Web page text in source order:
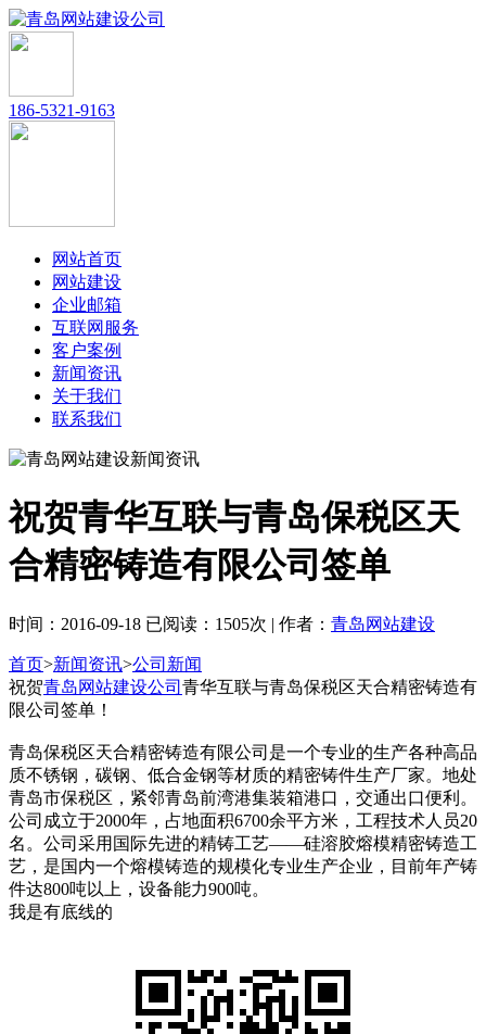
186-5321-9163
网站首页
网站建设
企业邮箱
互联网服务
客户案例
新闻资讯
关于我们
联系我们
祝贺青华互联与青岛保税区天
合精密铸造有限公司签单
时间：2016-09-18 已阅读：1505次 | 作者： 青岛网站建设
首页>新闻资讯>公司新闻
祝贺青岛网站建设公司 青华互联与青岛保税区天合精密铸造有
限公司签单！
青岛保税区天合精密铸造有限公司是一个专业的生产各种高品
质不锈钢，碳钢、低合金钢等材质的精密铸件生产厂家。地处
青岛市保税区，紧邻青岛前湾港集装箱港口，交通出口便利。
公司成立于2000年，占地面积6700余平方米，工程技术人员20
名。公司采用国际先进的精铸工艺——硅溶胶熔模精密铸造工
艺，是国内一个熔模铸造的规模化专业生产企业，目前年产铸
件达800吨以上，设备能力900吨。
我是有底线的